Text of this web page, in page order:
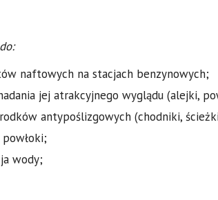
naftowych na stacjach benzynowych;
jej atrakcyjnego wyglądu (alejki,
antypoślizgowych (chodniki,
wody;